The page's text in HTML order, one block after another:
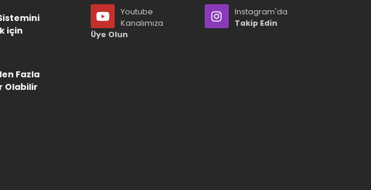
için
Fazla
Olabilir
Youtube
Kanalımıza
Üye Olun
Instagram'da
Takip Edin